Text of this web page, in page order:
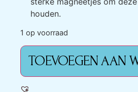
houden.
1 op voorraad
TOEVOEGEN AAN